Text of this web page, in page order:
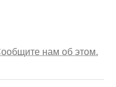
нам об этом.